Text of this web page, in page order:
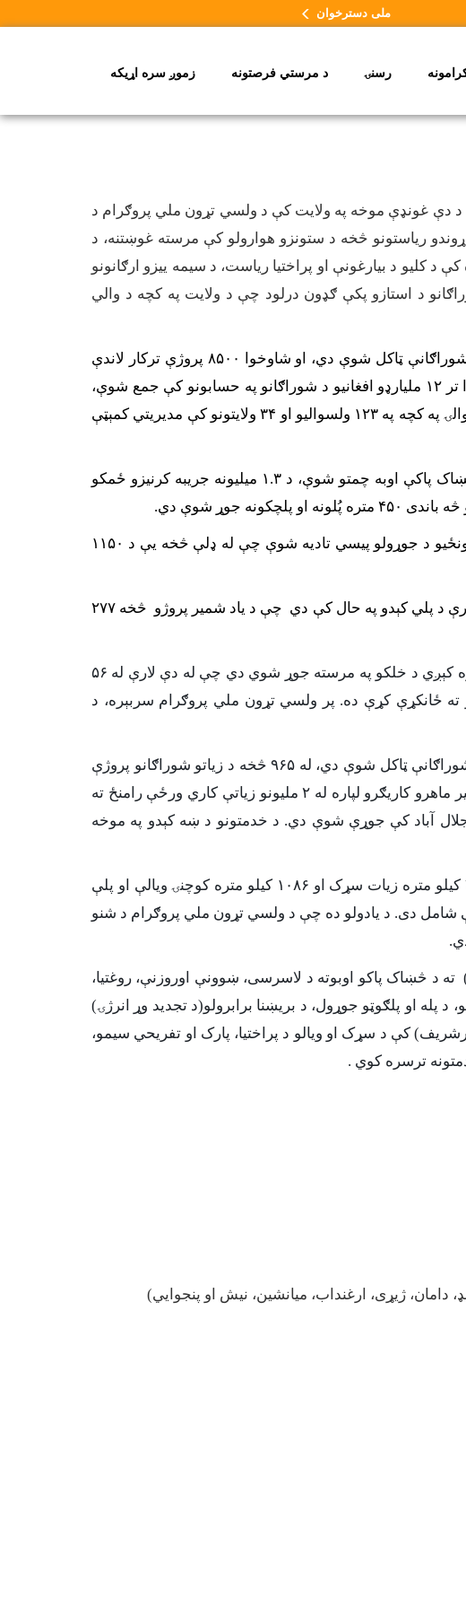
ملی دسترخوان
رسنۍ د مرستي فرصتونه زموږ سره اړیکه
د دې غونډې موخه په ولایت کې د ولسي تړون ملي پروګرام د
ریاستونو څخه د ستونزو هوارولو کې مرسته غوښتنه، د
کلیو د بیارغونې او پراختیا ریاست، د سیمه ییزو ارګانونو
د استازو پکې ګډون درلود چې د ولایت په کچه د والي
د ولسي تړون پروګرام په کلیوالو سیمو کې تر ۱۲ زرو زیاتې د کليو پراختیایي شوراګانې او ۱۷۰۰ د کلسټر شوراګانې ټاکل شوې دي، او شاوخوا ۸۵۰۰ پروژې ترکار لاندې
دي، چې د یاد شمیر څخه ۲۰۰۰ پروژې بشپړې او ګټې اخیستنې ته وړاندې شوې دي. په مجموع کې شاو خوا تر ۱۲ ملیارډو افغانیو د شوراګانو په حسابونو کې جمع شوې،
مسلکې او غیر مسلکې کارګرو ته تر ۱۳ میلیونو زیاتې کاري ورځې رامنځته شوې، همدارنګه د ولایت او ولسوالۍ په کچه په ۱۲۳ ولسوالیو او ۳۴ ولایتونو کې مدیریتي کمېټې
په پایله کې څه باندی ۱۲.۵ میلیونه کسان د پروګرام له ګټو څخه برخمن شوې دي، ۴ میلیونو کسانو ته د څښاک پاکې اوبه چمتو شوې، د ۱.۳ میلیونه جریبه کرنیزو ځمکو
د ښوونځیو د جوړولو په برخه کې تر دې مهاله تر ۲۰۰۰ ښوونځیو ته پروپوزلونه ترتیب شوي او د ۱۴۴۰ ښوونځیو د جوړولو پیسي تادیه شوې چې له ډلې څخه یې د ۱۱۵۰
حفظ او مراقبت او جوړولو لپاره ، ۱۷۰۰ پروژې د نغدې بسپنې (نغد فنډ) له لارې د پلي کېدو په حال کې دي چې د یاد شمیر پروژو څخه ۲۷۷
ملیونه ډالره کېږي د خلکو په مرسته جوړ شوي دي چې له دې لارې له ۵۶
ته ځانکړې کړې ده. پر ولسي تړون ملي پروګرام سربېره، د
د ولسي تړون ملي پروګرام په ښاري پرخه کې تردې دمه له ۸۴۱ زیاتې پراختیایي شوراګانې او ۱۶۲ د ګذر شوراګانې ټاکل شوې دي، له ۹۶۵ څخه د زیاتو شوراګانو پروژې
۲ملیونو زیاتې کاري ورځې رامنځ ته
جلال آباد کې جوړې شوې دي. د خدمتونو د ښه کېدو په موخه
په پایله کې یې له ۱.۴ ملیونه زیات کسان د دې پروګرام له ګټو برخمن شوي دي، ۳۰۰ زرو کورنیو ته له ۷۴۴ کیلو متره زیات سړک او ۱۰۸۶ کیلو متره کوچنۍ ویالې او پلې
متره د اوبو رسولو سېستم هم په کې شامل دی. د یادولو ده چې د ولسي تړون ملي پروګرام د شنو
ته د څښاک پاکو اوبوته د لاسرسی، ښوونې اوروزنې، روغتیا،
د پله او پلګوټو جوړول، د بریښنا برابرولو(د تجدید وړ انرژۍ)
کې د سړک او ویالو د پراختیا، پارک او تفریحي سیمو،
ترسره کوي .